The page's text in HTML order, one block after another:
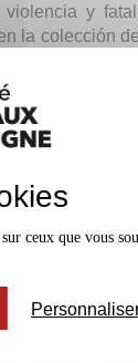
y
la colección
y
aragonés:
su
el perfil
reverberación
la
la recepción
a las que
los
y artístico
inquieta
ceux que vous